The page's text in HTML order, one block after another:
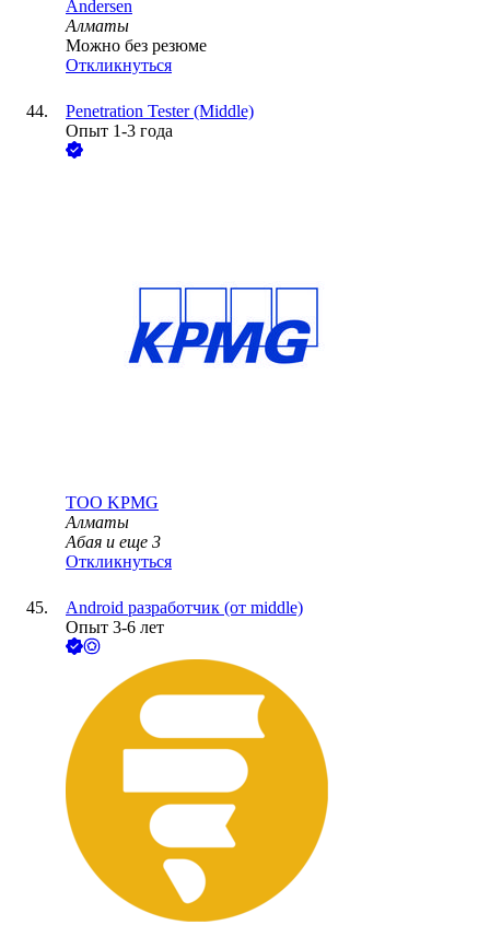
Andersen
Алматы
Можно без резюме
Откликнуться
Penetration Tester (Middle)
Опыт 1-3 года
ТОО KPMG
Алматы
Абая и еще 3
Откликнуться
Android разработчик (от middle)
Опыт 3-6 лет